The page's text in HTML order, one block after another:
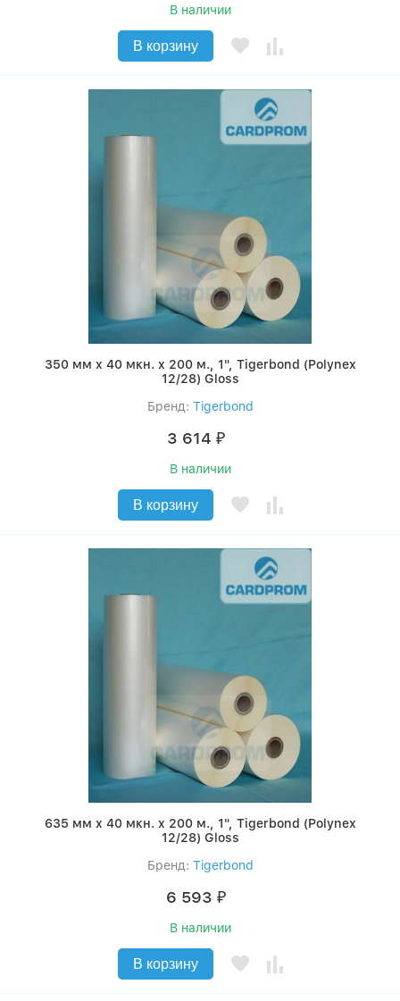
В наличии
В корзину
350 мм x 40 мкн. x 200 м., 1", Tigerbond (Polynex
12/28) Gloss
Бренд: Tigerbond
3 614 ₽
В наличии
В корзину
635 мм x 40 мкн. x 200 м., 1", Tigerbond (Polynex
12/28) Gloss
Бренд: Tigerbond
6 593 ₽
В наличии
В корзину